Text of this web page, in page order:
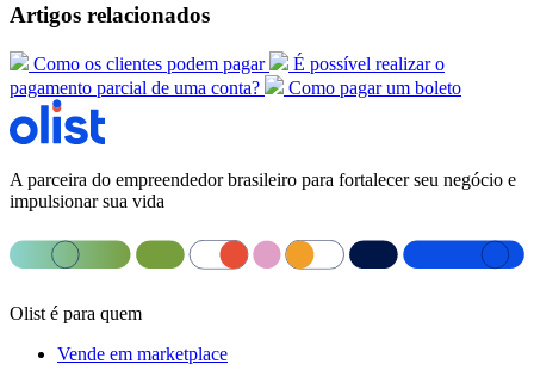
Artigos relacionados
Como os clientes podem pagar
É possível realizar o
pagamento parcial de uma conta?
Como pagar um boleto
A parceira do empreendedor brasileiro para fortalecer seu negócio e
impulsionar sua vida
Olist é para quem
Vende em marketplace